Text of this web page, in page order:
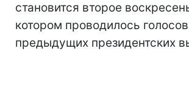
становится второе
котором проводилось
предыдущих президентских